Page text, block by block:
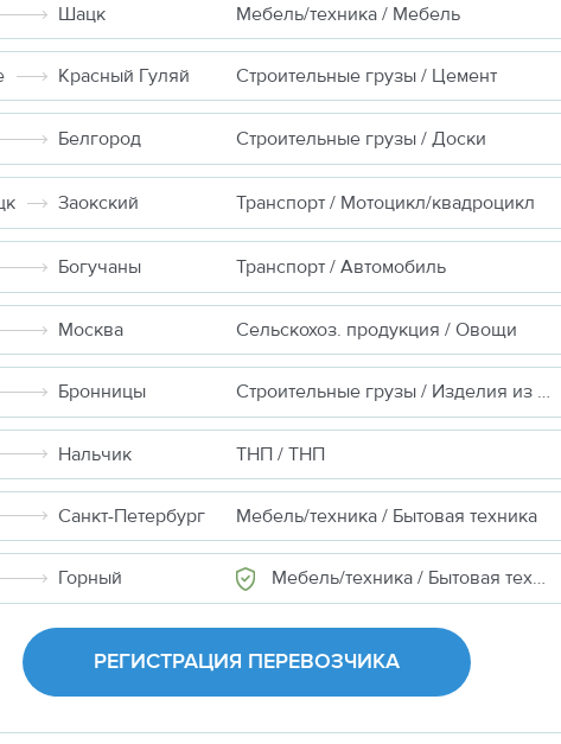
Шацк Мебель/техника / Мебель
Красный Гуляй Строительные грузы / Цемент
Белгород Строительные грузы / Доски
Заокский Транспорт / Мотоцикл/квадроцикл
Богучаны Транспорт / Автомобиль
Москва Сельскохоз. продукция / Овощи
Бронницы Строительные грузы / Изделия из металла
Нальчик ТНП / ТНП
Санкт-Петербург Мебель/техника / Бытовая техника
Горный Мебель/техника / Бытовая техника
РЕГИСТРАЦИЯ ПЕРЕВОЗЧИКА